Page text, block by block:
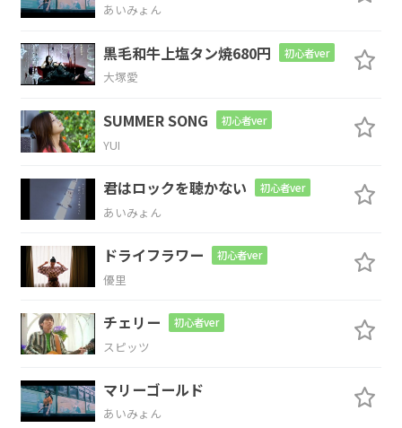
G
君はケ ンカした 夜に
公
Em
園で 泣いてるん
D
風
G
の噂 で聞 いた
僕
Em
にどうしろって
あいみょん
黒毛和牛上塩タン焼680円 初心者ver
大塚愛
SUMMER SONG 初心者ver
YUI
君はロックを聴かない 初心者ver
あいみょん
ドライフラワー 初心者ver
優里
チェリー 初心者ver
スピッツ
マリーゴールド
あいみょん